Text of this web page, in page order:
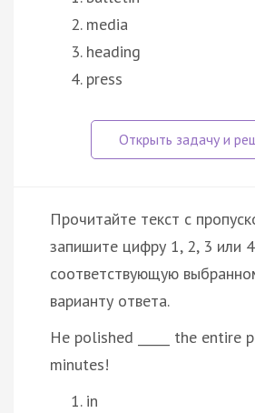
media
heading
press
Прочитайте текст с
запишите цифру 1, 2, 3 или
соответствующую
варианту ответа.
He polished _____ the entire
minutes!
in